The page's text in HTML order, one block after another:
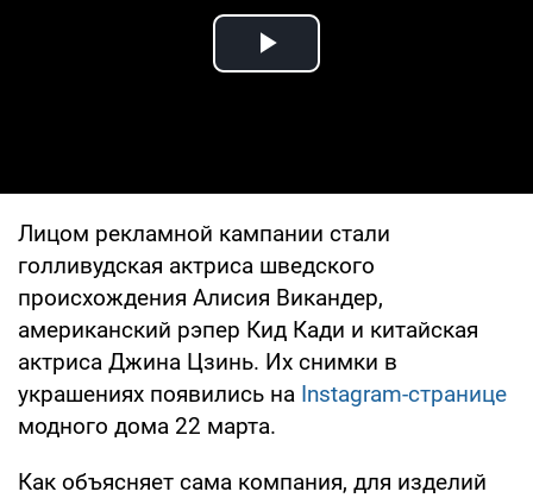
Play Video
Лицом рекламной кампании стали
голливудская актриса шведского
происхождения Алисия Викандер,
американский рэпер Кид Кади и китайская
актриса Джина Цзинь. Их снимки в
украшениях появились на Instagram-странице
модного дома 22 марта.
Как объясняет сама компания, для изделий